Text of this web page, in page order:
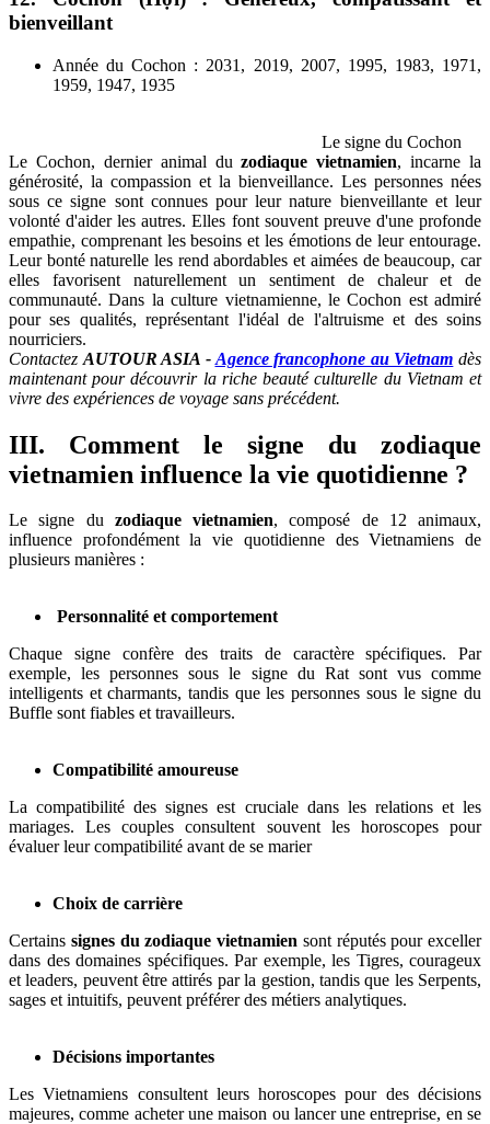
bienveillant
Année du Cochon : 2031, 2019, 2007, 1995, 1983, 1971,
1959, 1947, 1935
Le signe du Cochon
Le Cochon, dernier animal duzodiaque vietnamien, incarne la
générosité, la compassion et la bienveillance. Les personnes nées
sous ce signe sont connues pour leur nature bienveillante et leur
volonté d'aider les autres. Elles font souvent preuve d'une profonde
empathie, comprenant les besoins et les émotions de leur entourage.
Leur bonté naturelle les rend abordables et aimées de beaucoup, car
elles favorisent naturellement un sentiment de chaleur et de
communauté. Dans la culture vietnamienne, le Cochon est admiré
pour ses qualités, représentant l'idéal de l'altruisme et des soins
nourriciers.
Contactez AUTOUR ASIA - Agence francophone au Vietnam dès
maintenant pour découvrir la riche beauté culturelle du Vietnam et
vivre des expériences de voyage sans précédent.
III. Comment le signe du zodiaque
vietnamien influence la vie quotidienne ?
Le signe du zodiaque vietnamien, composé de 12 animaux,
influence profondément la vie quotidienne des Vietnamiens de
plusieurs manières :
Personnalité et comportement
Chaque signe confère des traits de caractère spécifiques. Par
exemple, les personnes sous le signe du Rat sont vus comme
intelligents et charmants, tandis que les personnes sous le signe du
Buffle sont fiables et travailleurs.
Compatibilité amoureuse
La compatibilité des signes est cruciale dans les relations et les
mariages. Les couples consultent souvent les horoscopes pour
évaluer leur compatibilité avant de se marier
Choix de carrière
Certains signes du zodiaque vietnamien sont réputés pour exceller
dans des domaines spécifiques. Par exemple, les Tigres, courageux
et leaders, peuvent être attirés par la gestion, tandis que les Serpents,
sages et intuitifs, peuvent préférer des métiers analytiques.
Décisions importantes
Les Vietnamiens consultent leurs horoscopes pour des décisions
majeures, comme acheter une maison ou lancer une entreprise, en se